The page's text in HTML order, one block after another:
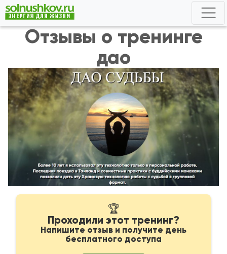
Отзывы о тренинге
дао
🏆
Проходили этот тренинг?
Напишите отзыв и получите день
бесплатного доступа